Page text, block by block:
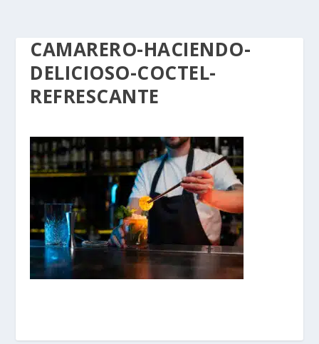
CAMARERO-HACIENDO-
DELICIOSO-COCTEL-
REFRESCANTE